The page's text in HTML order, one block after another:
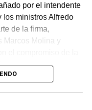
y Brasil.
énfasis en que este
sacamos una foto
consejo o una
por el intendente
los ministros Alfredo
de la firma,
Marcos Molina y
uruguayo.